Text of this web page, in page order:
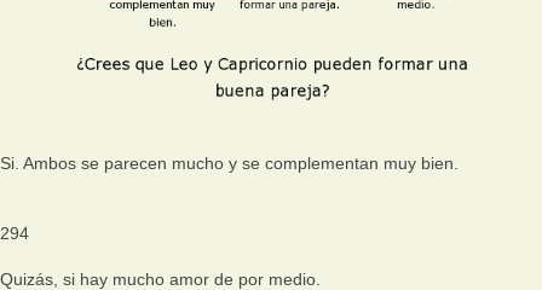
Si. Ambos se parecen mucho y se complementan muy bien.
294
Quizás, si hay mucho amor de por medio.